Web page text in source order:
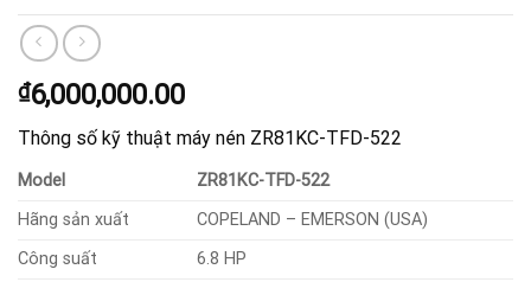
₫6,000,000.00
Thông số kỹ thuật máy nén ZR81KC-TFD-522
Model
ZR81KC-TFD-522
Hãng sản xuất
COPELAND – EMERSON (USA)
Công suất
6.8 HP